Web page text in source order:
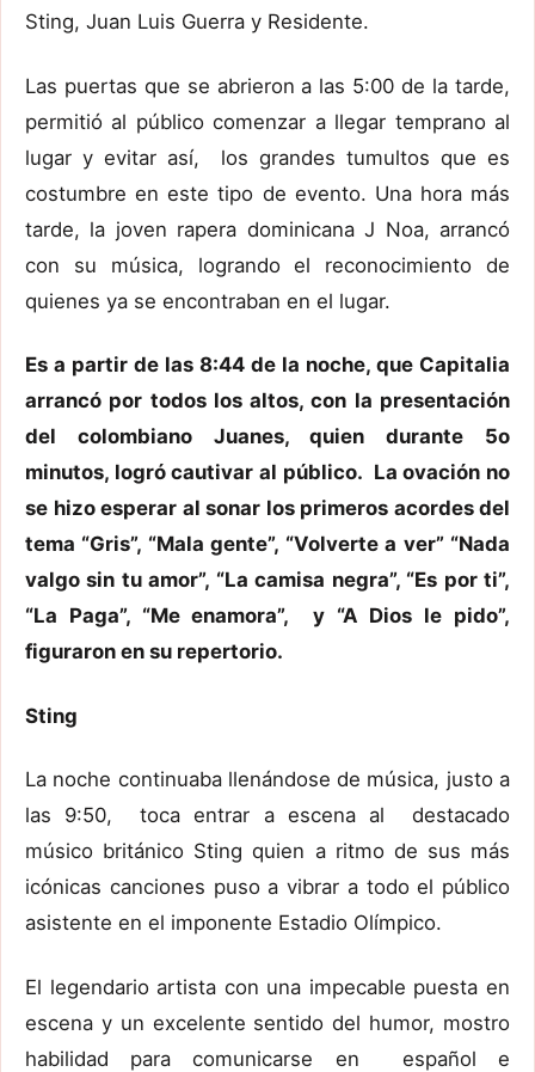
Sting, Juan Luis Guerra y Residente.
Las puertas que se abrieron a las 5:00 de la tarde,
permitió al público comenzar a llegar temprano al
lugar y evitar así, los grandes tumultos que es
costumbre en este tipo de evento. Una hora más
tarde, la joven rapera dominicana J Noa, arrancó
con su música, logrando el reconocimiento de
quienes ya se encontraban en el lugar.
Es a partir de las 8:44 de la noche, que Capitalia
arrancó por todos los altos, con la presentación
del colombiano Juanes, quien durante 5o
minutos, logró cautivar al público. La ovación no
se hizo esperar al sonar los primeros acordes del
tema “Gris”, “Mala gente”, “Volverte a ver” “Nada
valgo sin tu amor”, “La camisa negra”, “Es por ti”,
“La Paga”, “Me enamora”, y “A Dios le pido”,
figuraron en su repertorio.
Sting
La noche continuaba llenándose de música, justo a
las 9:50, toca entrar a escena al destacado
músico británico Sting quien a ritmo de sus más
icónicas canciones puso a vibrar a todo el público
asistente en el imponente Estadio Olímpico.
El legendario artista con una impecable puesta en
escena y un excelente sentido del humor, mostro
habilidad para comunicarse en español e